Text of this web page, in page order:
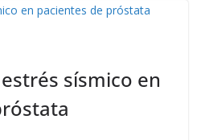
sísmico en